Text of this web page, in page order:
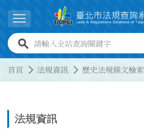
展開選單
全站查詢關鍵字欄位
首頁 法規資訊 歷史法規條文檢索
法規資訊